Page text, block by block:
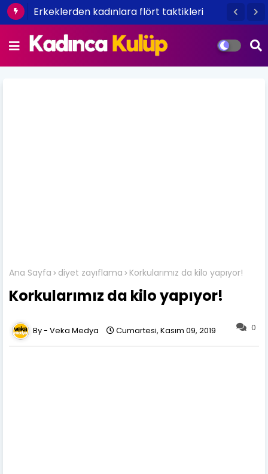
Erkeklerden kadınlara flört taktikleri
Ana Sayfa diyet zayıflama Korkularımız da kilo yapıyor!
Korkularımız da kilo yapıyor!
0
Veka Medya Cumartesi, Kasım 09, 2019